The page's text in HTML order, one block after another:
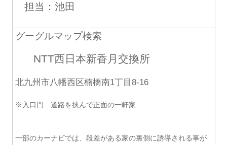
担当：池田
グーグルマップ検索
NTT西日本新香月交換所
北九州市八幡西区楠橋南1丁目8-16
※入口門 道路を挟んで正面の一軒家
一部のカーナビでは、段差がある家の裏側に誘導される事が